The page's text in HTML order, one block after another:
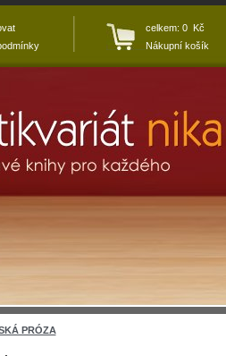
PRÓZA
celkem: 0 Kč
Nákupní košík